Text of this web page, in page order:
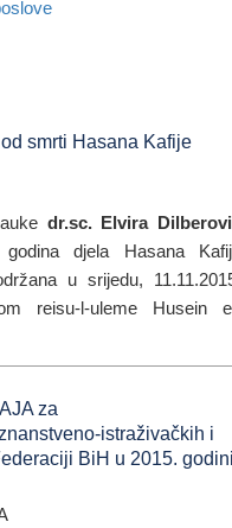
smrti Hasana Kafije
dr.sc. Elvira
djela Hasana
u srijedu,
reisu-l-uleme Husein
za
istraživačkih i
BiH u 2015.